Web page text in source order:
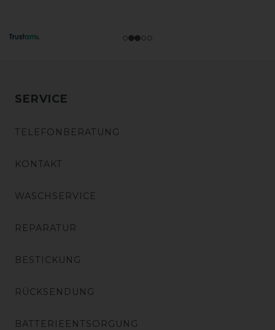
SERVICE
TELEFONBERATUNG
KONTAKT
WASCHSERVICE
REPARATUR
BESTICKUNG
RÜCKSENDUNG
BATTERIEENTSORGUNG